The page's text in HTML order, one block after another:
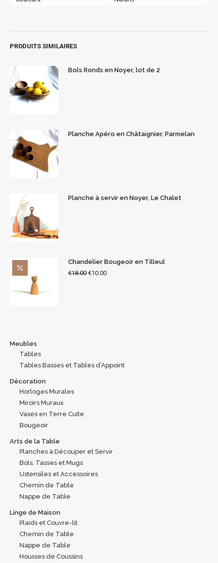
PRODUITS SIMILAIRES
Bols Ronds en Noyer, lot de 2
Planche Apéro en Châtaignier, Parmelan
Planche à servir en Noyer, Le Chalet
Chandelier Bougeoir en Tilleul
€18.00 €10.00
Meubles
Tables
Tables Basses et Tables d’Appoint
Décoration
Horloges Murales
Miroirs Muraux
Vases en Terre Cuite
Bougeoir
Arts de la Table
Planches à Découper et Servir
Bols, Tasses et Mugs
Ustensiles et Accessoires
Chemin de Table
Nappe de Table
Linge de Maison
Plaids et Couvre-lit
Chemin de Table
Nappe de Table
Housses de Coussins